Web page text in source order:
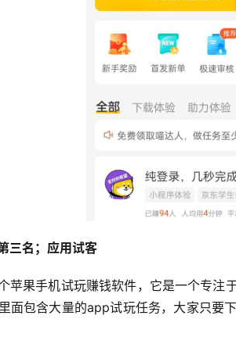
三名；应用试客
苹果手机试玩赚钱软件，它是一个专
面包含大量的app试玩任务，大家只要